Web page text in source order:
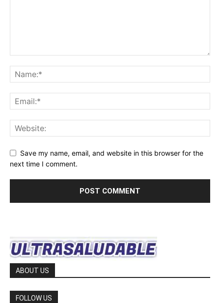
Save my name, email, and website in this browser for the
next time I comment.
ABOUT US
FOLLOW US